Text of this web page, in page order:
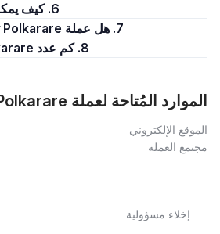
6. كيف يمكنك بيع Polkarare؟
7. هل عملة Polkarare تمثل استثمارًا جيدًا؟
8. كم عدد Polkarare المتوفر حاليًا؟
الموارد المُتاحة لعملة Polkarare
الموقع الإلكتروني
مجتمع العملة
إخلاء مسؤولية